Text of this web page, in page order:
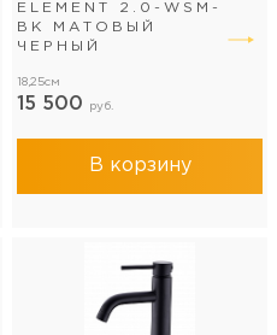
ELEMENT 2.0-WSM-
BK МАТОВЫЙ
ЧЕРНЫЙ
18,25см
15 500 руб.
В корзину